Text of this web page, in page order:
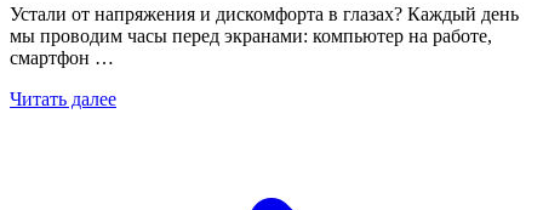
Устали от напряжения и дискомфорта в глазах? Каждый день
мы проводим часы перед экранами: компьютер на работе,
смартфон …
Читать далее